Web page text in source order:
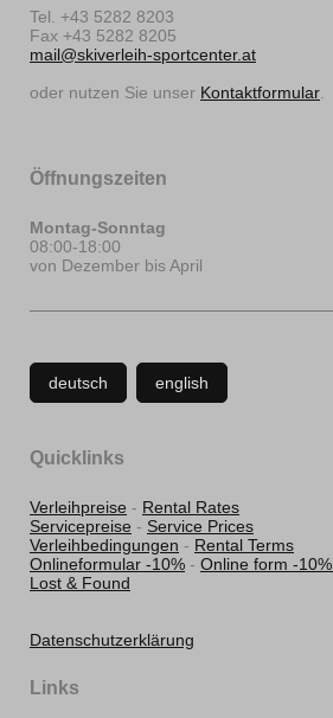
Tel. +43 5282 8203
Fax +43 5282 8205
mail@skiverleih-sportcenter.at
oder nutzen Sie unser Kontaktformular
Öffnungszeiten
Montag-Sonntag
08:00-18:00
von Dezember bis April
deutsch english
Quicklinks
Verleihpreise - Rental Rates
Servicepreise - Service Prices
Verleihbedingungen - Rental Terms
Onlineformular -10% - Online form -10%
Lost & Found
Datenschutzerklärung
Links